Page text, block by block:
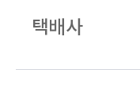
택배사